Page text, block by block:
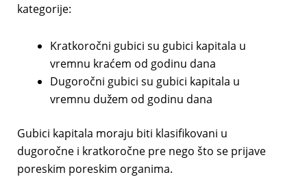
kategorije:
Kratkoročni gubici su gubici kapitala u
vremnu kraćem od godinu dana
Dugoročni gubici su gubici kapitala u
vremnu dužem od godinu dana
Gubici kapitala moraju biti klasifikovani u
dugoročne i kratkoročne pre nego što se prijave
poreskim poreskim organima.